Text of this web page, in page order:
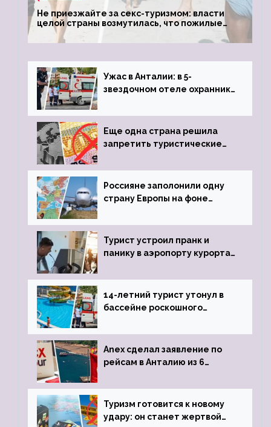
Не приезжайте за секс-туризмом: власти
целой страны возмутилась, что пожилые
туристки массово едут к ним, чтобы
обзавестись молодыми любовниками
Ужас в Анталии: в 5-
звездочном отеле охранник
пистолета
Еще одна страна решила
запретить туристические
Россияне заполонили одну
страну Европы на фоне
виз
Турист устроил пранк и
панику в аэропорту курорта,
задержке рейса
14-летний турист утонул в
бассейне роскошного
Anex сделал заявление по
рейсам в Анталию из 6
Туризм готовится к новому
удару: он станет жертвой